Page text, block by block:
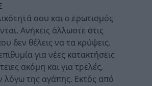
σου και ο ερωτισμός
Ανήκεις άλλωστε στις
δεν θέλεις να τα κρύψεις.
για νέες κατακτήσεις
ακόμη και για τρελές,
λόγω της αγάπης. Εκτός από